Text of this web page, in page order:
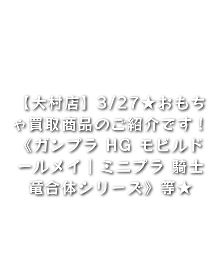
【大村店】3/27★おもち
ゃ買取商品のご紹介です！
《ガンプラ HG モビルド
ールメイ｜ミニプラ 騎士
竜合体シリーズ》等★